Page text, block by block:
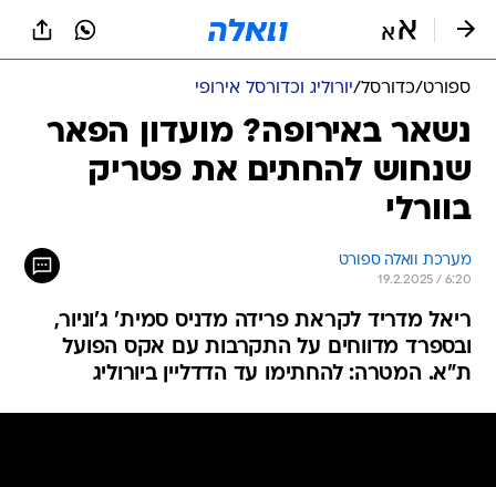
ספורט/כדורסל/יורוליג וכדורסל אירופי
נשאר באירופה? מועדון הפאר
שנחוש להחתים את פטריק
בוורלי
מערכת וואלה ספורט
19.2.2025 / 6:20
ריאל מדריד לקראת פרידה מדניס סמית' ג'וניור,
ובספרד מדווחים על התקרבות עם אקס הפועל
ת"א. המטרה: להחתימו עד הדדליין ביורוליג